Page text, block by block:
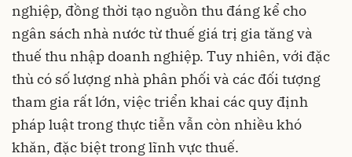
nghiệp, đồng thời tạo nguồn thu đáng kể cho
ngân sách nhà nước từ thuế giá trị gia tăng và
thuế thu nhập doanh nghiệp. Tuy nhiên, với đặc
thù có số lượng nhà phân phối và các đối tượng
tham gia rất lớn, việc triển khai các quy định
pháp luật trong thực tiễn vẫn còn nhiều khó
khăn, đặc biệt trong lĩnh vực thuế.